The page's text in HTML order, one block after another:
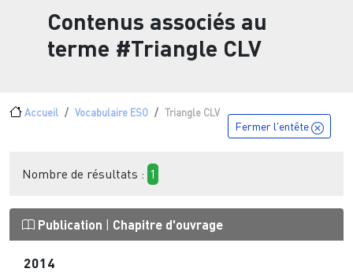
Contenus associés au
terme #Triangle CLV
Fil d'Ariane
Accueil Vocabulaire ESO Triangle CLV
Fermer l'entête
Nombre de résultats : 1
Publication Chapitre d'ouvrage
2014